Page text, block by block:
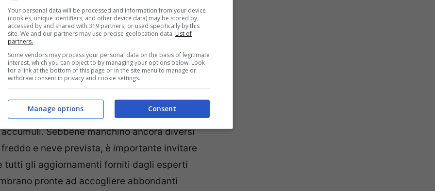
sono tecnicamente denominate
un trasferimento del freddo dalle quote
precipitazioni.
alla popolazione
da fiocchi molto bagnati e pesanti,
per laviabilità
data l’intensità delle
Sebbene manchino ancora diversi
freddo e neve prevista, è importante invitare
tutti gli aggiornamenti forniti dagli esperti
pronte ad accogliere abbondanti
Your personal data will be processed and information from your device
(cookies, unique identifiers, and other device data) may be stored by,
accessed by and shared with 319 partners, or used specifically by this
site. We and our partners may use precise geolocation data. List of
partners.
Some vendors may process your personal data on the basis of legitimate
interest, which you can object to by managing your options below. Look
for a link at the bottom of this page or in the site menu to manage or
withdraw consent in privacy and cookie settings.
Consent
Manage options